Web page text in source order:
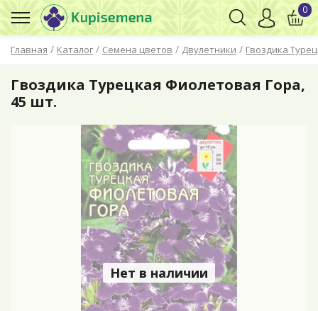
Главная / Каталог / Семена цветов / Двулетники / Гвоздика
0
Гвоздика Турецкая Фиолетовая Гора,
45 шт.
Нет в наличии